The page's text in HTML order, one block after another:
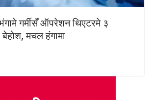
गर्मीसँ ऑपरेशन थिएटरमे ३
मचल हंगामा